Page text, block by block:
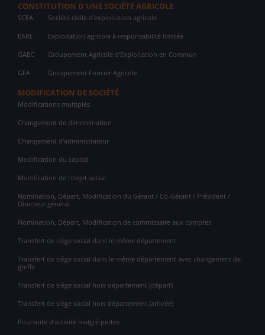
CONSTITUTION D'UNE SOCIÉTÉ AGRICOLE
SCEA Société civile d'exploitation agricole
EARL Exploitation agricole à responsabilité limitée
GAEC Groupement Agricole d'Exploitation en Commun
GFA Groupement Foncier Agricole
MODIFICATION DE SOCIÉTÉ
Modifications multiples
Changement de dénomination
Changement d'administrateur
Modification du capital
Modification de l'objet social
Nomination, Départ, Modification du Gérant / Co-Gérant / Président /
Directeur général
Nomination, Départ, Modification de commissaire aux comptes
Transfert de siège social dans le même département
Transfert de siège social dans le même département avec changement de
greffe
Transfert de siège social hors département (départ)
Transfert de siège social hors département (arrivée)
Poursuite d'activité malgré pertes